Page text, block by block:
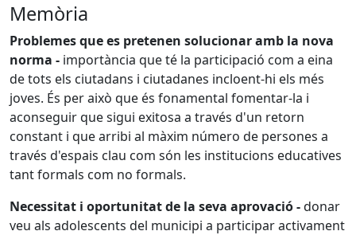
Memòria
Problemes que es pretenen solucionar amb la nova
norma - importància que té la participació com a eina
de tots els ciutadans i ciutadanes incloent-hi els més
joves. És per això que és fonamental fomentar-la i
aconseguir que sigui exitosa a través d'un retorn
constant i que arribi al màxim número de persones a
través d'espais clau com són les institucions educatives
tant formals com no formals.
Necessitat i oportunitat de la seva aprovació -donar
veu als adolescents del municipi a participar activament